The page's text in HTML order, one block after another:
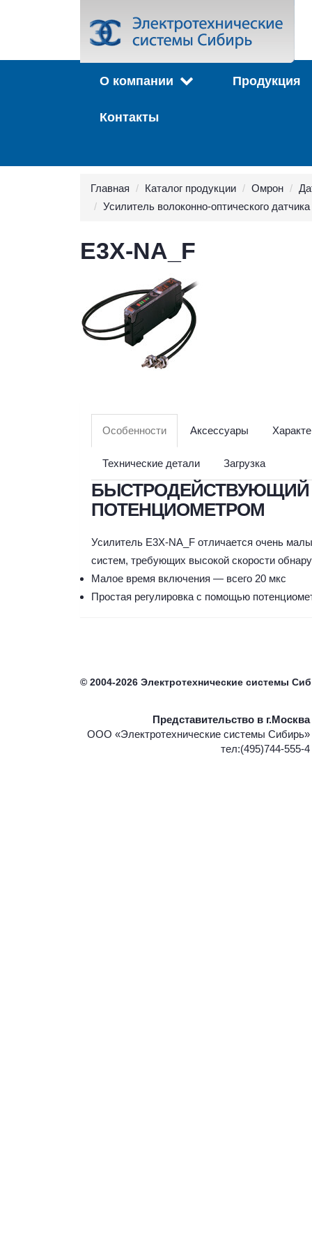
О компании Продукция
Контакты
Главная Каталог продукции Омрон
Усилитель волоконно-оптического датчика
E3X-NA_F
Особенности Аксессуары
Технические детали Загрузка
БЫСТРОДЕЙСТВУЮЩИЙ
ПОТЕНЦИОМЕТРОМ
Усилитель E3X-NA_F отличается очень
систем, требующих высокой скорости
Малое время включения — всего 20 мкс
Простая регулировка с помощью
© 2004-2026 Электротехнические системы
Представительство в г.Москва
ООО «Электротехнические системы Сибирь»
тел:(495)744-555-4